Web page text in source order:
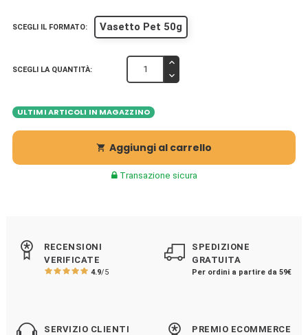
SCEGLI IL FORMATO: Vasetto Pet 50g
SCEGLI LA QUANTITÀ:
ULTIMI ARTICOLI IN MAGAZZINO
 Aggiungi al carrello
Transazione sicura
RECENSIONI
VERIFICATE
4.9/5
SPEDIZIONE
GRATUITA
Per ordini a partire da 59€
SERVIZIO CLIENTI
PREMIO ECOMMERCE